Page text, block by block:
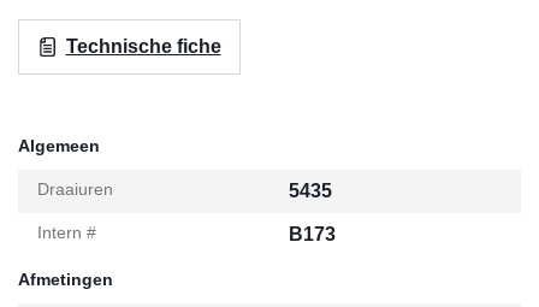
Technische fiche
Algemeen
Draaiuren 5435
Intern # B173
Afmetingen